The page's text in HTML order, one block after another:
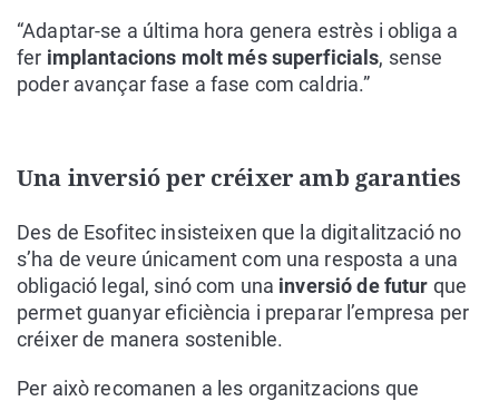
“Adaptar-se a última hora genera estrès i obliga a
fer implantacions molt més superficials, sense
poder avançar fase a fase com caldria.”
Una inversió per créixer amb garanties
Des de Esofitec insisteixen que la digitalització no
s’ha de veure únicament com una resposta a una
obligació legal, sinó com una inversió de futur que
permet guanyar eficiència i preparar l’empresa per
créixer de manera sostenible.
Per això recomanen a les organitzacions que